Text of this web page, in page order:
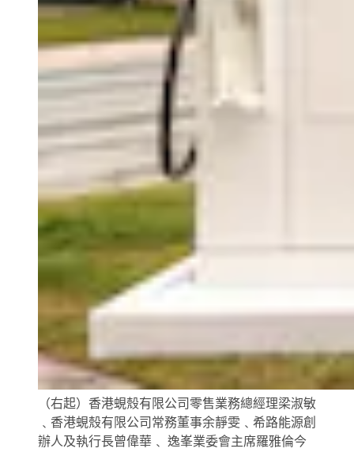
（右起）香港蜆殼有限公司零售業務總經理梁淑敏
﹑香港蜆殼有限公司常務董事余靜雯﹑希路能源創
辦人及執行長曾偉華﹑ 逸峯業委會主席羅雅倫今